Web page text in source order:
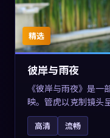
精选
彼岸与雨夜
《彼岸与雨夜》是
映。管虎以克制镜头
张震的对手戏可圈可
一段跨国追寻之旅，
高清 流畅